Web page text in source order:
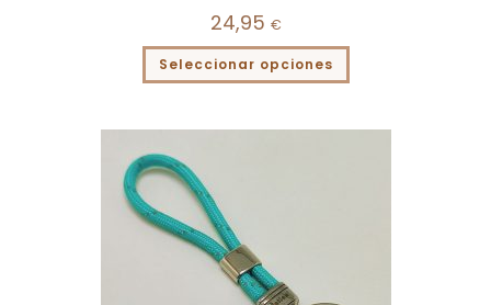
24,95 €
Seleccionar opciones